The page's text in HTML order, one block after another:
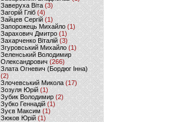
Заверуха Віта (3)
Загорій Гліб (4)
Зайцев Сергій(1)
Запорожець Михайло (1)
Зарахович Дмитро (1)
Захарченко Віталій (3)
Згуровський Михайло (1)
Зеленський Володимир
Олександрович (266)
Злата Огневич (Бордюг Інна)
(2)
Злочевський Микола(17)
Зозуля Юрій (1)
Зубик Володимир (2)
Зубко Геннадій (1)
Зуєв Максим(1)
Зюков Юрій (1)